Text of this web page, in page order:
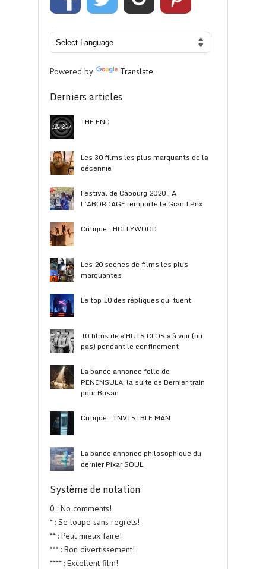
Powered by Translate
Derniers articles
THE END
Les 30 films les plus marquants de la
décennie
Festival de Cabourg 2020 : A
L’ABORDAGE remporte le Grand Prix
Critique : HOLLYWOOD
Les 20 scènes de films les plus
marquantes
Le top 10 des répliques qui tuent
10 films de « HUIS CLOS » à voir (ou
pas) pendant le confinement
La bande annonce folle de
PENINSULA, la suite de Dernier train
pour Busan
Critique : INVISIBLE MAN
La bande annonce philosophique du
dernier Pixar SOUL
Système de notation
0 : No comments!
* : Se loupe sans regrets!
** : Peut mieux faire!
*** : Bon divertissement!
**** : Excellent film!